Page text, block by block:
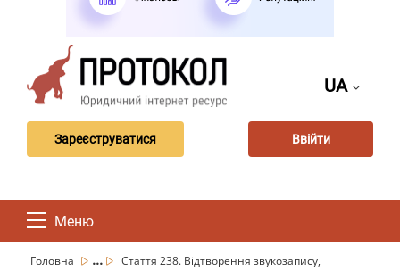
UA
Зареєструватися Ввійти
Меню
Головна ...
Стаття 238. Відтворення звукозапису,